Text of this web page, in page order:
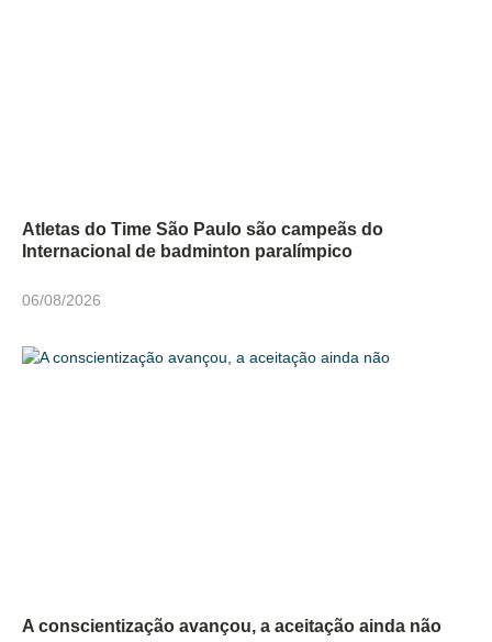
Atletas do Time São Paulo são campeãs do
Internacional de badminton paralímpico
06/08/2026
A conscientização avançou, a aceitação ainda não